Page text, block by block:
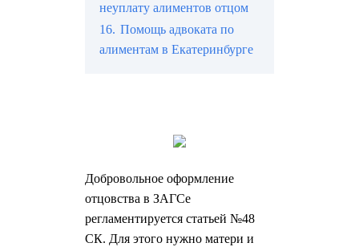
неуплату алиментов отцом
16. Помощь адвоката по
алиментам в Екатеринбурге
Добровольное оформление
отцовства в ЗАГСе
регламентируется статьей №48
СК. Для этого нужно матери и